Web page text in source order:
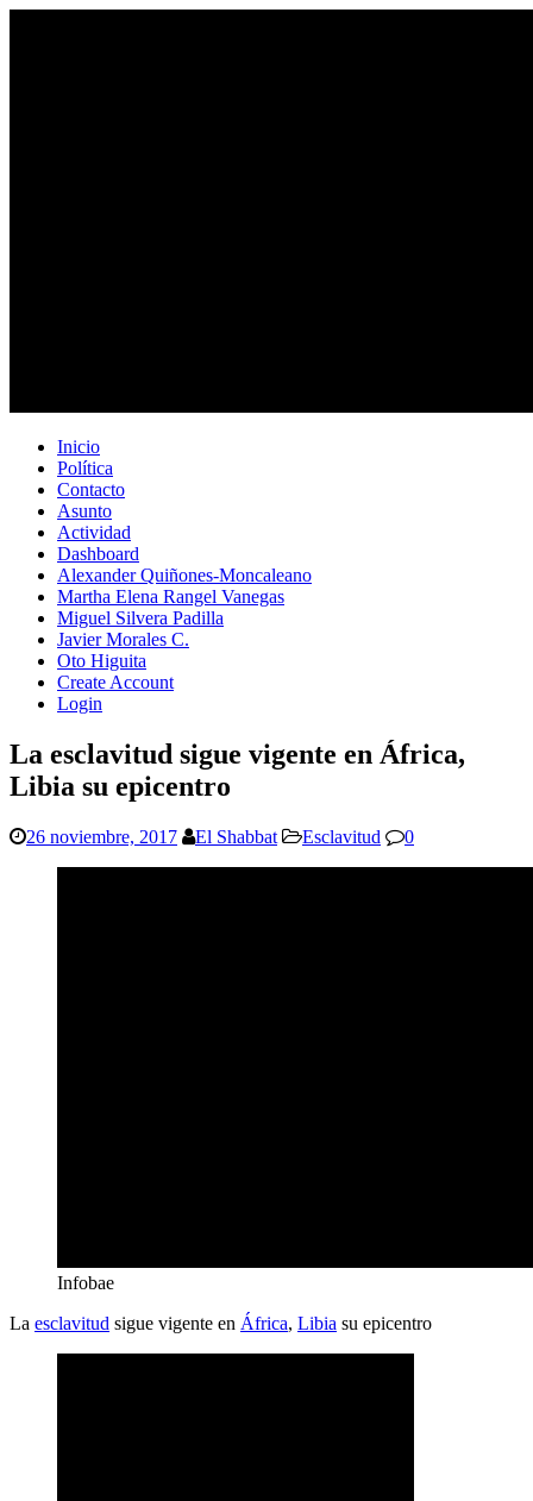
Inicio
Política
Contacto
Asunto
Actividad
Dashboard
Alexander Quiñones-Moncaleano
Martha Elena Rangel Vanegas
Miguel Silvera Padilla
Javier Morales C.
Oto Higuita
Create Account
Login
La esclavitud sigue vigente en África,
Libia su epicentro
26 noviembre, 2017 El Shabbat Esclavitud 0
Infobae
La esclavitud sigue vigente en África, Libia su epicentro